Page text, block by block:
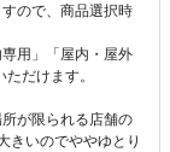
ので、商品選択時
用」「屋内・屋外
だけます。
が限られる店舗の
きいのでややゆとり